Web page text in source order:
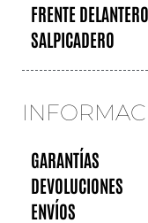
FRENTE DELANTERO
SALPICADERO
GARANTÍAS
DEVOLUCIONES
ENVÍOS